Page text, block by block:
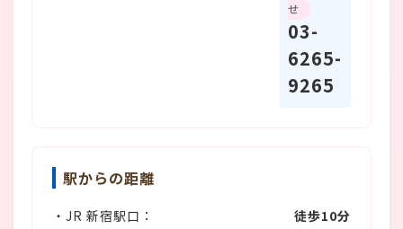
せ
03-
6265-
9265
駅からの距離
・JR 新宿駅口： 徒歩10分